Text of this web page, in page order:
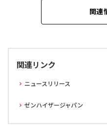
関連
関連リンク
ニュースリリース
ゼンハイザージャパン